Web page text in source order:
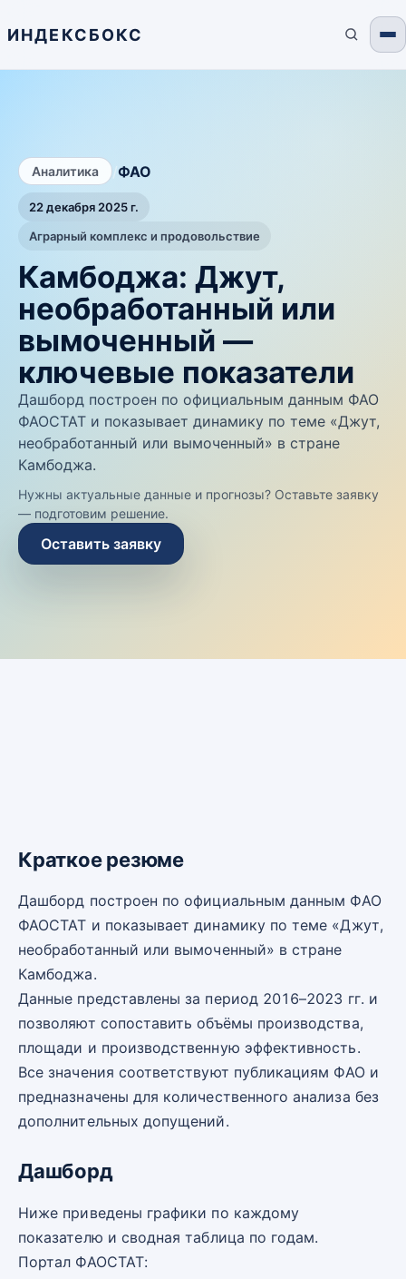
ИНДЕКСБОКС
Аналитика ФАО
22 декабря 2025 г.
Аграрный комплекс и продовольствие
Камбоджа: Джут,
необработанный или
вымоченный —
ключевые показатели
Дашборд построен по официальным данным ФАО
ФАОСТАТ и показывает динамику по теме «Джут,
необработанный или вымоченный» в стране
Камбоджа.
Нужны актуальные данные и прогнозы? Оставьте заявку
— подготовим решение.
Оставить заявку
Краткое резюме
Дашборд построен по официальным данным ФАО
ФАОСТАТ и показывает динамику по теме «Джут,
необработанный или вымоченный» в стране
Камбоджа.
Данные представлены за период 2016–2023 гг. и
позволяют сопоставить объёмы производства,
площади и производственную эффективность.
Все значения соответствуют публикациям ФАО и
предназначены для количественного анализа без
дополнительных допущений.
Дашборд
Ниже приведены графики по каждому
показателю и сводная таблица по годам.
Портал ФАОСТАТ: